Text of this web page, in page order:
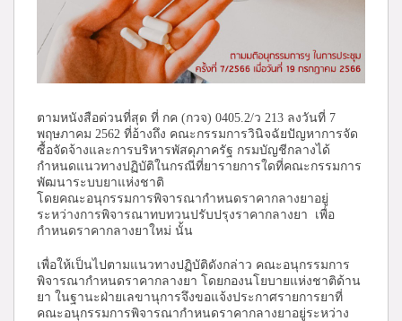
ตามหนังสือด่วนที่สุด ที่ กค (กวจ) 0405.2/ว 213 ลงวันที่ 7
พฤษภาคม 2562 ที่อ้างถึง คณะกรรมการวินิจฉัยปัญหาการจัด
ซื้อจัดจ้างและการบริหารพัสดุภาครัฐ กรมบัญชีกลางได้
กำหนดแนวทางปฏิบัติในกรณีที่ยารายการใดที่คณะกรรมการ
พัฒนาระบบยาแห่งชาติ
โดยคณะอนุกรรมการพิจารณากำหนดราคากลางยาอยู่
ระหว่างการพิจารณาทบทวนปรับปรุงราคากลางยา เพื่อ
กำหนดราคากลางยาใหม่ นั้น
เพื่อให้เป็นไปตามแนวทางปฏิบัติดังกล่าว คณะอนุกรรมการ
พิจารณากำหนดราคากลางยา โดยกองนโยบายแห่งชาติด้าน
ยา ในฐานะฝ่ายเลขานุการจึงขอแจ้งประกาศรายการยาที่
คณะอนุกรรมการพิจารณากำหนดราคากลางยาอยู่ระหว่าง